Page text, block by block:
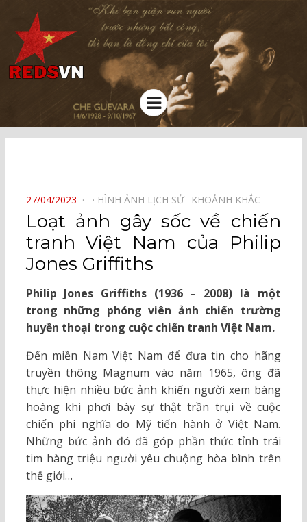
Kênh chia sẻ tri thức cộng đồng
Menu
POSTED
ON
27/04/2023 HÌNH ẢNH LỊCH SỬ⠀ KHOẢNH KHẮC⠀
Loạt ảnh gây sốc về chiến
tranh Việt Nam của Philip
Jones Griffiths
Philip Jones Griffiths (1936 – 2008) là một
trong những phóng viên ảnh chiến trường
huyền thoại trong cuộc chiến tranh Việt Nam.
Đến miền Nam Việt Nam để đưa tin cho hãng
truyền thông Magnum vào năm 1965, ông đã
thực hiện nhiều bức ảnh khiến người xem bàng
hoàng khi phơi bày sự thật trần trụi về cuộc
chiến phi nghĩa do Mỹ tiến hành ở Việt Nam.
Những bức ảnh đó đã góp phần thức tỉnh trái
tim hàng triệu người yêu chuộng hòa bình trên
thế giới…